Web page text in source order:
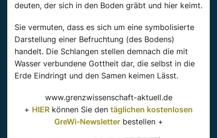
deuten, der sich in den Boden gräbt und hier keimt.
Sie vermuten, dass es sich um eine symbolisierte
Darstellung einer Befruchtung (des Bodens)
handelt. Die Schlangen stellen demnach die mit
Wasser verbundene Gottheit dar, die selbst in die
Erde Eindringt und den Samen keimen Lässt.
www.grenzwissenschaft-aktuell.de
+ HIER können Sie den täglichen kostenlosen
GreWi-Newsletterbestellen +